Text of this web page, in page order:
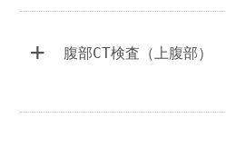
②HBs(B型肝炎
炎ウイルス、またはB
全身倦怠、体重減少、
す。
+ 腹部CT検査（上腹部）